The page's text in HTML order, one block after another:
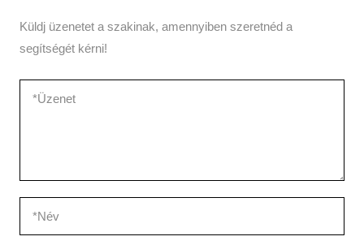
Küldj üzenetet a szakinak, amennyiben szeretnéd a
segítségét kérni!